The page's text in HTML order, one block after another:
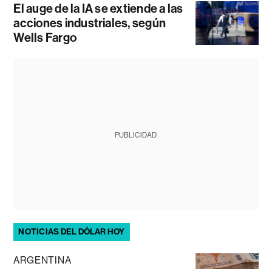
El auge de la IA se extiende a las
acciones industriales, según
Wells Fargo
PUBLICIDAD
NOTICIAS DEL DÓLAR HOY
ARGENTINA